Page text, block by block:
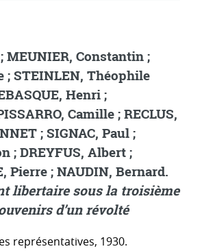
MEUNIER, Constantin ;
; STEINLEN, Théophile
Henri ;
Camille ; RECLUS,
; SIGNAC, Paul ;
; DREYFUS, Albert ;
Pierre ; NAUDIN, Bernard.
libertaire sous la troisième
d’un révolté
représentatives, 1930.